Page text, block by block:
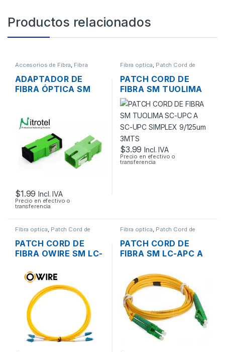
Productos relacionados
Accesorios de Fibra, Fibra
ADAPTADOR DE
FIBRA ÓPTICA SM
SIMPLEX
$1.99 Incl. IVA
Precio en efectivo o
transferencia
Fibra optica, Patch Cord de
PATCH CORD DE
FIBRA SM TUOLIMA
SC-UPC A SC-UPC
SIMPLEX 9/125UM
3MTS
$3.99 Incl. IVA
Precio en efectivo o
transferencia
Fibra optica Patch Cord de
PATCH CORD DE
FIBRA OWIRE SM LC-
DUPLEX LSZH
9/12UM 3MTS.
Fibra optica Patch Cord de
PATCH CORD DE
FIBRA SM LC-APC A
25MTS.